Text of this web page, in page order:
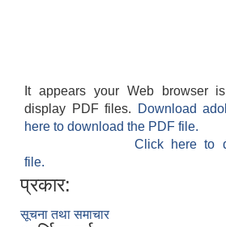
It appears your Web browser
display PDF files.
Download
here to download the PDF file.
Click here to
file.
प्रकार:
सूचना तथा समाचार